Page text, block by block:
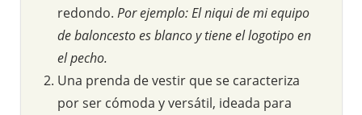
redondo. Por ejemplo: El niqui de mi equipo
de baloncesto es blanco y tiene el logotipo en
el pecho.
Una prenda de vestir que se caracteriza
por ser cómoda y versátil, ideada para